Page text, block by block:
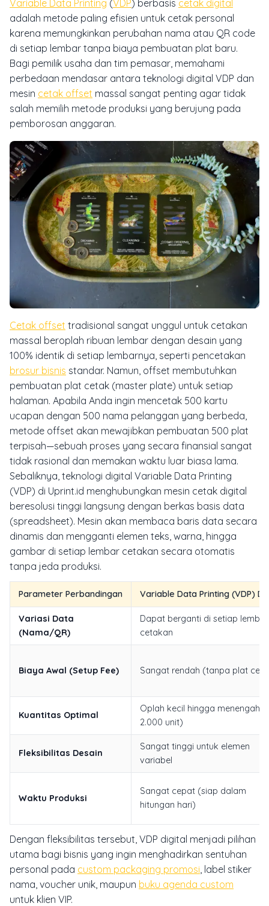
Variable Data Printing (VDP) berbasis cetak digital
adalah metode paling efisien untuk cetak personal
karena memungkinkan perubahan nama atau QR code
di setiap lembar tanpa biaya pembuatan plat baru.
Bagi pemilik usaha dan tim pemasar, memahami
perbedaan mendasar antara teknologi digital VDP dan
mesin cetak offset massal sangat penting agar tidak
salah memilih metode produksi yang berujung pada
pemborosan anggaran.
Cetak offset tradisional sangat unggul untuk cetakan
massal beroplah ribuan lembar dengan desain yang
100% identik di setiap lembarnya, seperti pencetakan
brosur bisnis standar. Namun, offset membutuhkan
pembuatan plat cetak (master plate) untuk setiap
halaman. Apabila Anda ingin mencetak 500 kartu
ucapan dengan 500 nama pelanggan yang berbeda,
metode offset akan mewajibkan pembuatan 500 plat
terpisah—sebuah proses yang secara finansial sangat
tidak rasional dan memakan waktu luar biasa lama.
Sebaliknya, teknologi digital Variable Data Printing
(VDP) di Uprint.id menghubungkan mesin cetak digital
beresolusi tinggi langsung dengan berkas basis data
(spreadsheet). Mesin akan membaca baris data secara
dinamis dan mengganti elemen teks, warna, hingga
gambar di setiap lembar cetakan secara otomatis
tanpa jeda produksi.
Parameter Perbandingan Variable Data Printing (VDP)
Variasi Data
(Nama/QR)
Dapat berganti di setiap lembar
cetakan
Biaya Awal (Setup Fee) Sangat rendah (tanpa plat
Kuantitas Optimal
Oplah kecil hingga menengah
2.000 unit)
Fleksibilitas Desain
Sangat tinggi untuk elemen
variabel
Waktu Produksi
Sangat cepat (siap dalam
hitungan hari)
Dengan fleksibilitas tersebut, VDP digital menjadi pilihan
utama bagi bisnis yang ingin menghadirkan sentuhan
personal pada custom packaging promosi , label stiker
nama, voucher unik, maupun buku agenda custom
untuk klien VIP.